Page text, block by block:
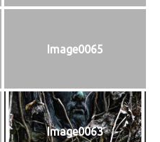
Image0065
Image0063